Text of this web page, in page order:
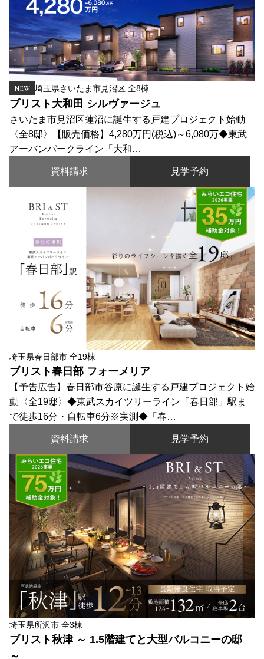
NEW 埼玉県さいたま市見沼区 全8棟
ブリスト大和田 シルヴァージュ
さいたま市見沼区蓮沼に誕生する戸建プロジェクト始動
〈全8邸〉【販売価格】4,280万円(税込)～6,080万◆東武
アーバンパークライン「大和…
資料請求 見学予約
埼玉県春日部市 全19棟
ブリスト春日部 フォーメリア
【予告広告】春日部市谷原に誕生する戸建プロジェクト始
動〈全19邸〉◆東武スカイツリーライン「春日部」駅ま
で徒歩16分・自転車6分※実測◆「春…
資料請求 見学予約
埼玉県所沢市 全3棟
ブリスト秋津 ～ 1.5階建てと大型バルコニーの邸
～